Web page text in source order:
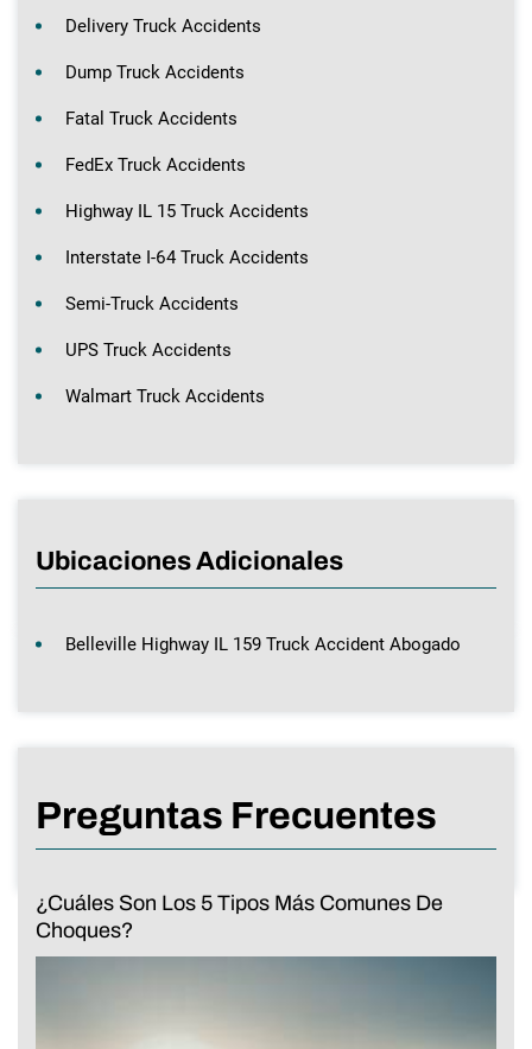
Delivery Truck Accidents
Dump Truck Accidents
Fatal Truck Accidents
FedEx Truck Accidents
Highway IL 15 Truck Accidents
Interstate I-64 Truck Accidents
Semi-Truck Accidents
UPS Truck Accidents
Walmart Truck Accidents
Ubicaciones Adicionales
Belleville Highway IL 159 Truck Accident Abogado
Preguntas Frecuentes
¿Cuáles Son Los 5 Tipos Más Comunes De
Choques?